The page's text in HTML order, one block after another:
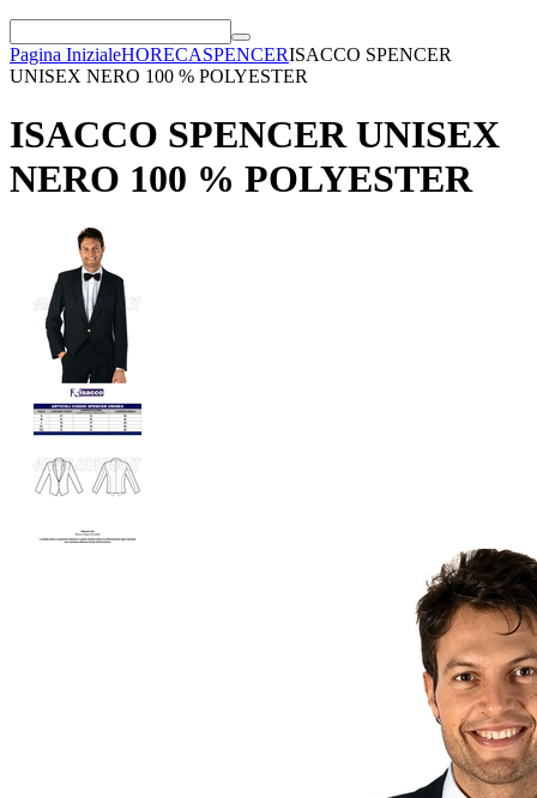
Pagina InizialeHORECASPENCERISACCO SPENCER
UNISEX NERO 100 % POLYESTER
ISACCO SPENCER UNISEX
NERO 100 % POLYESTER